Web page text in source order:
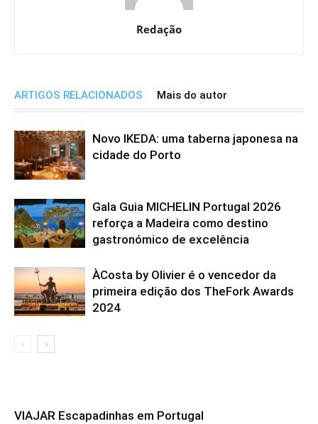
Redação
ARTIGOS RELACIONADOS Mais do autor
Novo IKEDA: uma taberna japonesa na
cidade do Porto
Gala Guia MICHELIN Portugal 2026
reforça a Madeira como destino
gastronómico de excelência
ÀCosta by Olivier é o vencedor da
primeira edição dos TheFork Awards
2024
VIAJAR Escapadinhas em Portugal